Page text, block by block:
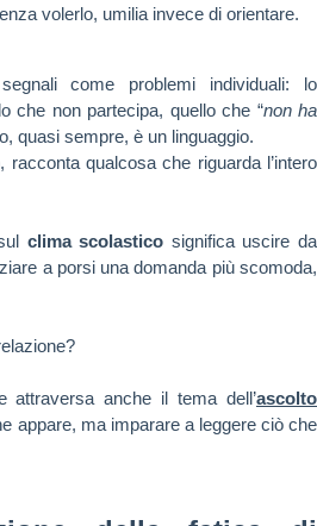
volerlo, umilia invece di orientare.
come problemi individuali: lo
che non partecipa, quello che “non ha
quasi sempre, è un linguaggio.
qualcosa che riguarda l’intero
clima scolastico significa uscire da
a porsi una domanda più scomoda,
attraversa anche il tema dell’ascolto
appare, ma imparare a leggere ciò che